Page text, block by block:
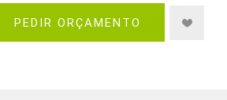
PEDIR ORÇAMENTO